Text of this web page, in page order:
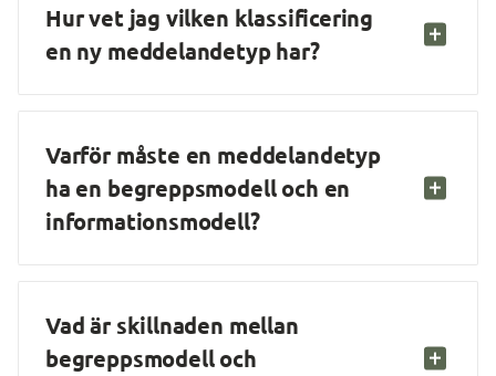
Hur vet jag vilken klassificering
en ny meddelandetyp har?
Varför måste en meddelandetyp
ha en begreppsmodell och en
informationsmodell?
Vad är skillnaden mellan
begreppsmodell och